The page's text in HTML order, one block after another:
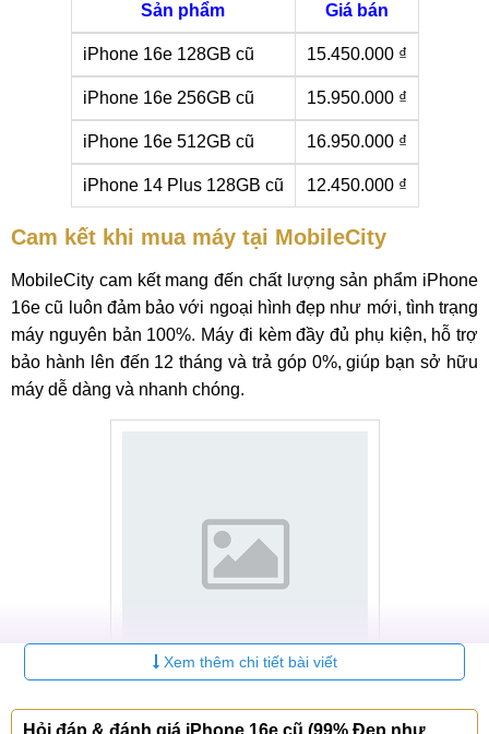
Sản phẩm Giá bán
iPhone 16e 128GB cũ 15.450.000 ₫
iPhone 16e 256GB cũ 15.950.000 ₫
iPhone 16e 512GB cũ 16.950.000 ₫
iPhone 14 Plus 128GB cũ 12.450.000 ₫
Cam kết khi mua máy tại MobileCity
MobileCity cam kết mang đến chất lượng sản phẩm iPhone
16e cũ luôn đảm bảo với ngoại hình đẹp như mới, tình trạng
máy nguyên bản 100%. Máy đi kèm đầy đủ phụ kiện, hỗ trợ
bảo hành lên đến 12 tháng và trả góp 0%, giúp bạn sở hữu
máy dễ dàng và nhanh chóng.
Cam kết mua iPhone 16e cũ tại MobileCity
Xem thêm chi tiết bài viết
Hỏi đáp & đánh giá iPhone 16e cũ (99% Đẹp như